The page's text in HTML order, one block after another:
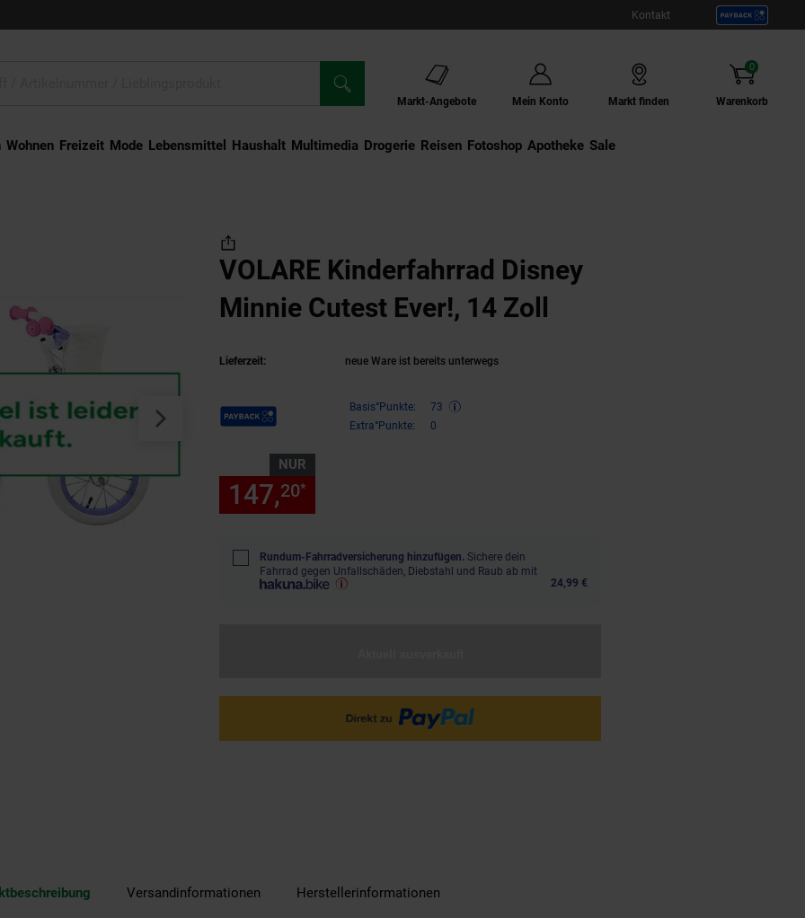
Kontakt
Markt-Angebote Mein Konto Markt finden Warenkorb
0
Artikel
Wohnen Freizeit Mode Lebensmittel Haushalt Multimedia Drogerie Externer Link:
Reisen Externer Link:
Fotoshop Externer Link:
Apotheke Sale
VOLARE Kinderfahrrad Disney
Minnie Cutest Ever!, 14 Zoll
Lieferzeit: neue Ware ist bereits unterwegs
Payback Punkte Basis°Punkte:
73
Extra°Punkte:
0
NUR
147,20*
Rundum-Fahrradversicherung hinzufügen. Sichere dein
Fahrrad gegen Unfallschäden, Diebstahl und Raub ab mit
24,99 €
Versandinformationen Herstellerinformationen